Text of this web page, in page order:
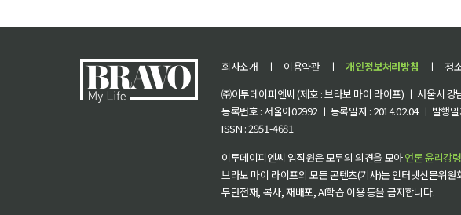
회사소개 ㅣ 이용약관 ㅣ 개인정보처리방침 ㅣ 청
㈜이투데이피엔씨 (제호 : 브라보 마이 라이프) ㅣ 서울시
등록번호 : 서울아02992 ㅣ 등록일자 : 2014.02.04 ㅣ 발행
ISSN : 2951-4681
이투데이피엔씨 임직원은 모두의 의견을 모아언론 윤리강령
브라보 마이 라이프의 모든 콘텐츠(기사)는 인터넷신문위
무단전재, 복사, 재배포, AI학습 이용 등을 금지합니다.